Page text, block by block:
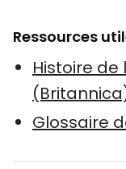
Ressources
Histoire
Glossaire